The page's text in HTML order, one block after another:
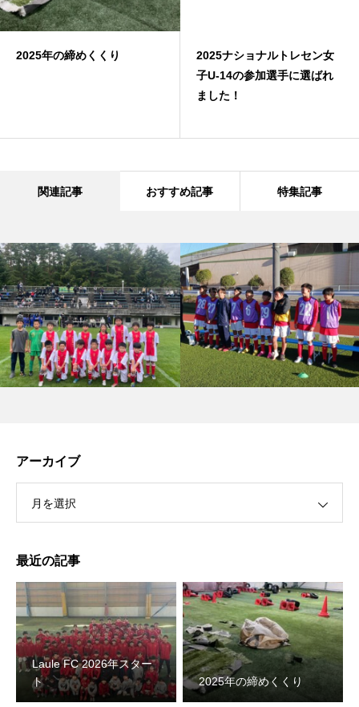
2025年の締めくくり
2025ナショナルトレセン女
子U-14の参加選手に選ばれ
ました！
関連記事 おすすめ記事 特集記事
アーカイブ
月を選択
最近の記事
Laule FC 2026年スター
ト
2025年の締めくくり